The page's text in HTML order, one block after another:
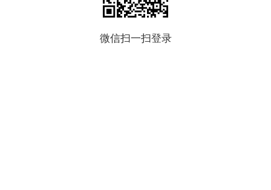
微信扫一扫登录